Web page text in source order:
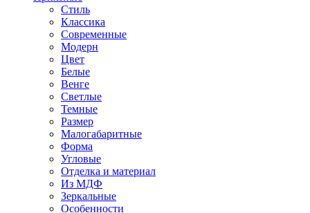
Стиль
Классика
Современные
Модерн
Цвет
Белые
Венге
Светлые
Темные
Размер
Малогабаритные
Форма
Угловые
Отделка и материал
Из МДФ
Зеркальные
Особенности